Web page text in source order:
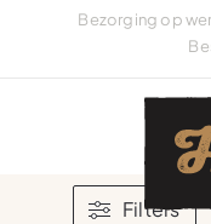
Bezorging op
Filters